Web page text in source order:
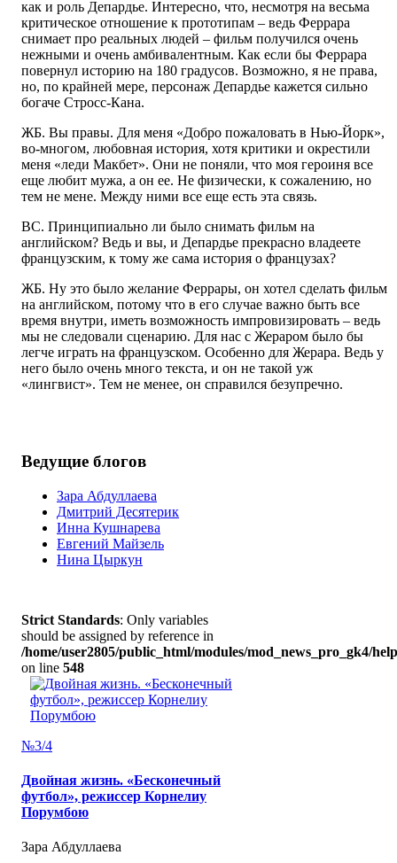
как и роль Депардье. Интересно, что, несмотря на весьма
критическое отношение к прототипам – ведь Феррара
снимает про реальных людей – фильм получился очень
нежными и очень амбивалентным. Как если бы Феррара
повернул историю на 180 градусов. Возможно, я не права,
но, по крайней мере, персонаж Депардье кажется сильно
богаче Стросс-Кана.
ЖБ. Вы правы. Для меня «Добро пожаловать в Нью-Йорк»,
во-многом, любовная история, хотя критики и окрестили
меня «леди Макбет». Они не поняли, что моя героиня все
еще любит мужа, а он ее. Не физически, к сожалению, но
тем не мене. Между ними все еще есть эта связь.
ВС. Принципиально ли было снимать фильм на
английском? Ведь и вы, и Депардье прекрасно владеете
французским, к тому же сама история о французах?
ЖБ. Ну это было желание Феррары, он хотел сделать фильм
на английском, потому что в его случае важно быть все
время внутри, иметь возможность импровизировать – ведь
мы не следовали сценарию. Для нас с Жераром было бы
легче играть на французском. Особенно для Жерара. Ведь у
него было очень много текста, и он не такой уж
«лингвист». Тем не менее, он справился безупречно.
Ведущие блогов
Зара Абдуллаева
Дмитрий Десятерик
Инна Кушнарева
Евгений Майзель
Нина Цыркун
Strict Standards: Only variables
should be assigned by reference in
/home/user2805/public_html/modules/mod_news_pro_gk4/
on line 548
№3/4
Двойная жизнь. «Бесконечный
футбол», режиссер Корнелиу
Порумбою
Зара Абдуллаева